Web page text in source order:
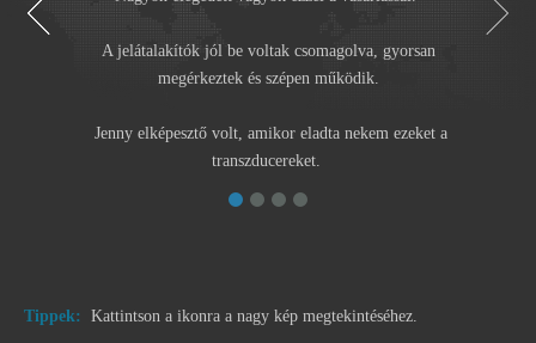
A jelátalakítók jól be voltak csomagolva, gyorsan
Jenny elképesztő volt, amikor eladta nekem ezeket a
Tippek: Kattintson a ikonra a nagy kép megtekintéséhez.